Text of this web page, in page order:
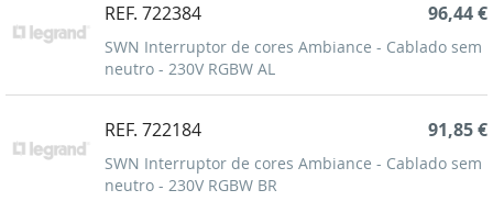
REF. 722384
SWN Interruptor de cores Ambiance - Cablado sem
neutro - 230V RGBW AL
96,44 €
REF. 722184
SWN Interruptor de cores Ambiance - Cablado sem
neutro - 230V RGBW BR
91,85 €